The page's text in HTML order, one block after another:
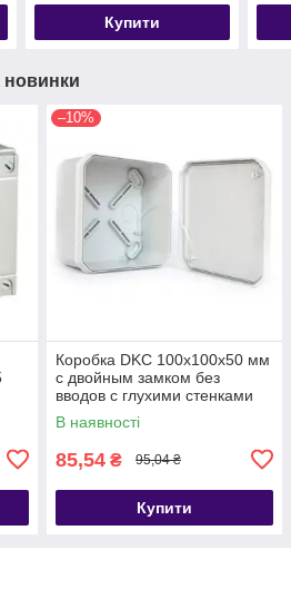
Купити
новинки
–10%
Коробка DKC 100х100х50 мм
с двойным замком без
вводов с глухими стенками
IP66 (54810) DKC
В наявності
85,54 ₴ 95,04 ₴
Купити